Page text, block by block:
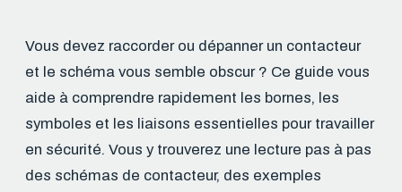
Vous devez raccorder ou dépanner un contacteur
et le schéma vous semble obscur ? Ce guide vous
aide à comprendre rapidement les bornes, les
symboles et les liaisons essentielles pour travailler
en sécurité. Vous y trouverez une lecture pas à pas
des schémas de contacteur, des exemples